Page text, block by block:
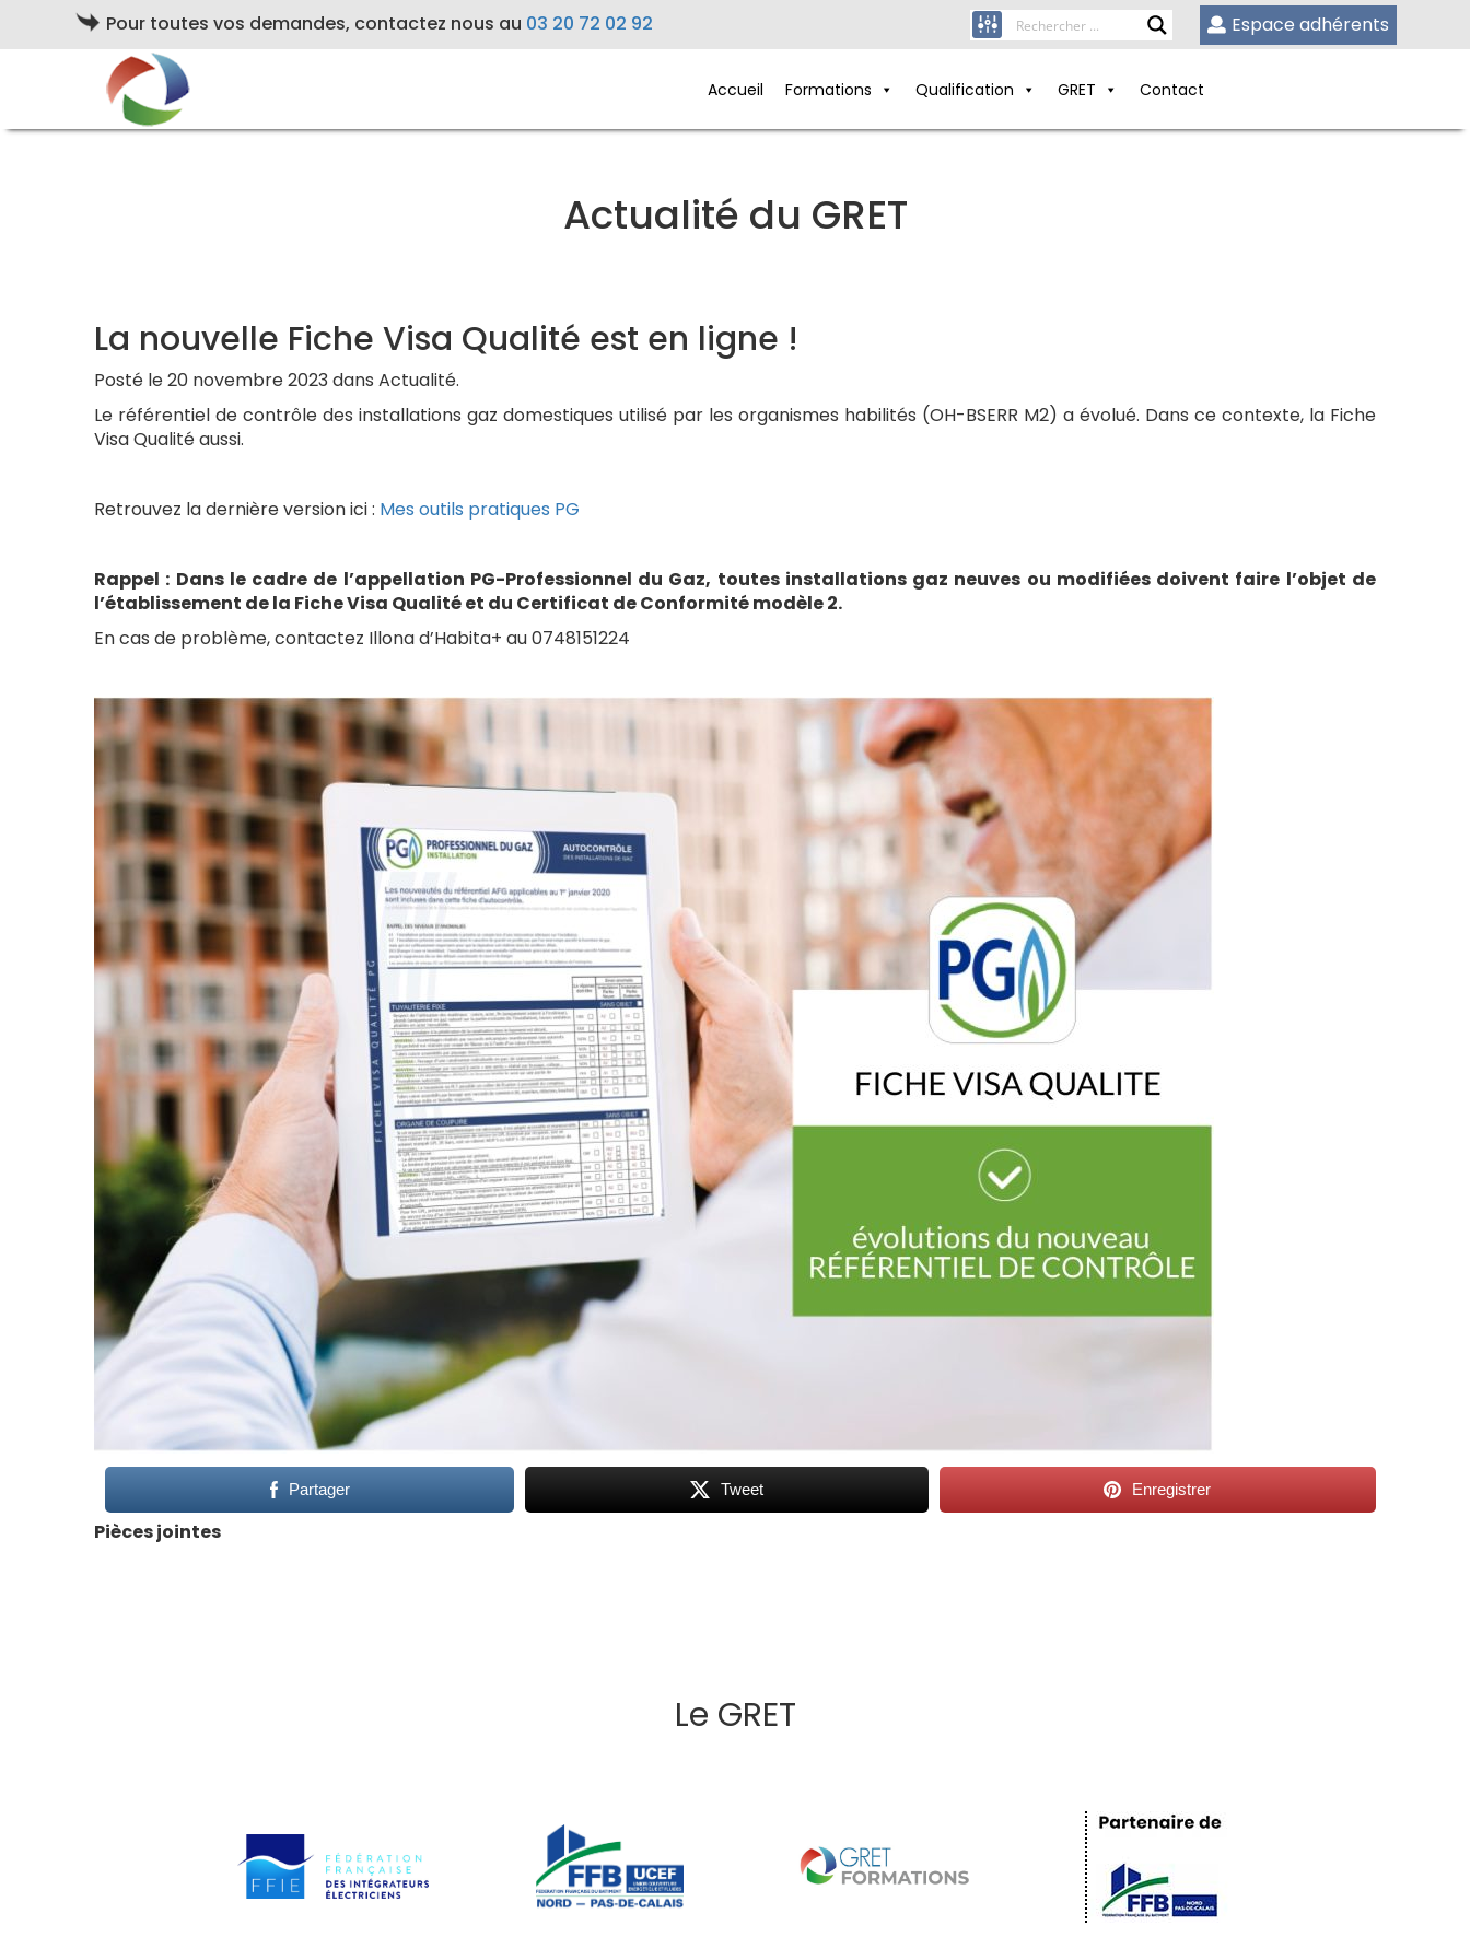
Pour toutes vos demandes, contactez nous au 03 20 72 02 92 Espace adhérents
Accueil Formations Qualification GRET Contact
Actualité du GRET
La nouvelle Fiche Visa Qualité est en ligne !
Posté le 20 novembre 2023 dans Actualité.
Le référentiel de contrôle des installations gaz domestiques utilisé par les organismes habilités (OH-BSERR M2) a évolué. Dans ce contexte, la Fiche
Visa Qualité aussi.
Retrouvez la dernière version ici : Mes outils pratiques PG
Rappel : Dans le cadre de l’appellation PG-Professionnel du Gaz, toutes installations gaz neuves ou modifiées doivent faire l’objet de
l’établissement de la Fiche Visa Qualité et du Certificat de Conformité modèle 2.
En cas de problème, contactez Illona d’Habita+ au 0748151224
Partager Tweet Enregistrer
Pièces jointes
Le GRET